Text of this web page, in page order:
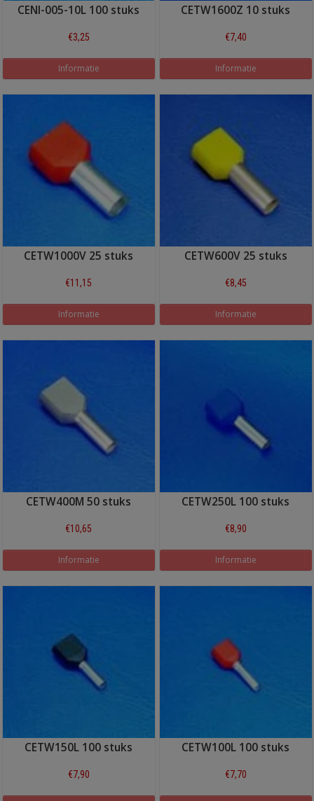
CENI-005-10L 100 stuks
€3,25
Informatie
CETW1600Z 10 stuks
€7,40
Informatie
CETW1000V 25 stuks
€11,15
Informatie
CETW600V 25 stuks
€8,45
Informatie
CETW400M 50 stuks
€10,65
Informatie
CETW250L 100 stuks
€8,90
Informatie
CETW150L 100 stuks
€7,90
CETW100L 100 stuks
€7,70